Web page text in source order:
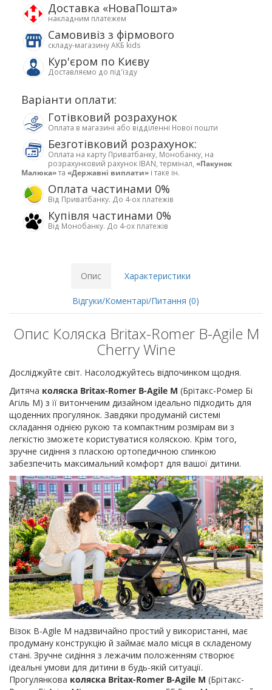
Доставка «НоваПошта»
накладним платежем
Самовивіз з фірмового
складу-магазину АКБ kids
Кур'єром по Києву
Доставляємо до під'їзду
Варіанти оплати:
Готівковий розрахунок
Оплата в магазині або відділенні Нової пошти
Безготівковий розрахунок:
Оплата на карту Приватбанку, Монобанку, на
розрахунковий рахунок IBAN, термінал, «Пакунок
Малюка»та «Державні виплати» і таке ін.
Оплата частинами 0%
Від Приватбанку. До 4-ох платежів
Купівля частинами 0%
Від Монобанку. До 4-ох платежів
Опис Характеристики
Відгуки/Коментарі/Питання (0)
Опис Коляска Britax-Romer B-Agile M
Cherry Wine
Досліджуйте світ. Насолоджуйтесь відпочинком щодня.
Дитяча коляска Britax-Romer B-Agile M (Брітакс-Ромер Бі
Агіль М) з її витонченим дизайном ідеально підходить для
щоденних прогулянок. Завдяки продуманій системі
складання однією рукою та компактним розмірам ви з
легкістю зможете користуватися коляскою. Крім того,
зручне сидіння з пласкою ортопедичною спинкою
забезпечить максимальний комфорт для вашої дитини.
Візок B-Agile M надзвичайно простий у використанні, має
продуману конструкцію й займає мало місця в складеному
стані. Зручне сидіння з лежачим положенням створює
ідеальні умови для дитини в будь-якій ситуації.
Прогулянкова коляска Britax-Romer B-Agile M (Брітакс-